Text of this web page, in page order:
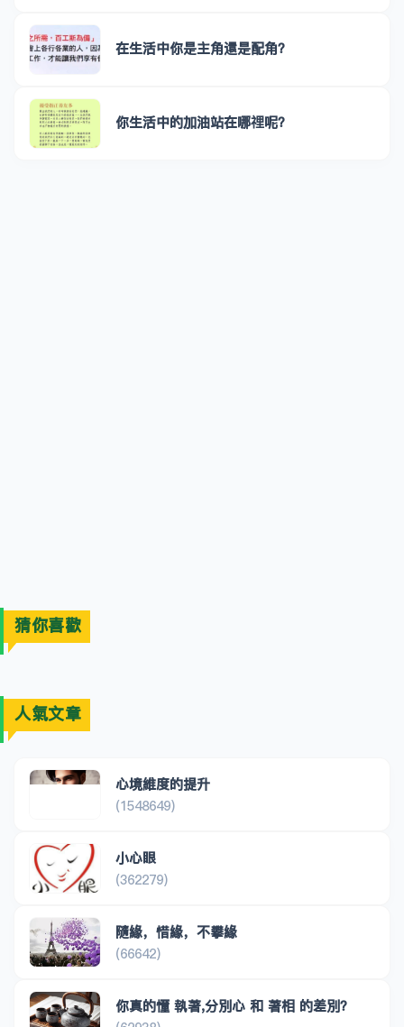
在生活中你是主角還是配角？
你生活中的加油站在哪𥚃呢？
猜你喜歡
人氣文章
心境維度的提升
(1548649)
小心眼
(362279)
隨緣，惜緣，不攀緣
(66642)
你真的懂 執著,分別心 和 著相 的差別？